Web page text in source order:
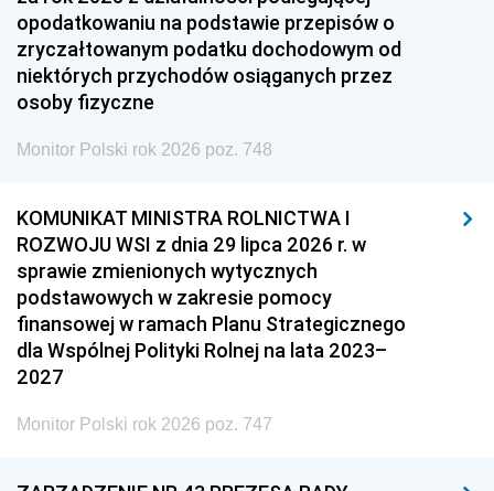
opodatkowaniu na podstawie przepisów o
zryczałtowanym podatku dochodowym od
niektórych przychodów osiąganych przez
osoby fizyczne
Monitor Polski rok 2026 poz. 748
KOMUNIKAT MINISTRA ROLNICTWA I
ROZWOJU WSI z dnia 29 lipca 2026 r. w
sprawie zmienionych wytycznych
podstawowych w zakresie pomocy
finansowej w ramach Planu Strategicznego
dla Wspólnej Polityki Rolnej na lata 2023–
2027
Monitor Polski rok 2026 poz. 747